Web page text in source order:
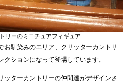
リーのミニチュアフィギュア
お馴染みのエリア、クリッターカントリ
ションになって登場しています。
ッターカントリーの仲間達がデザインさ